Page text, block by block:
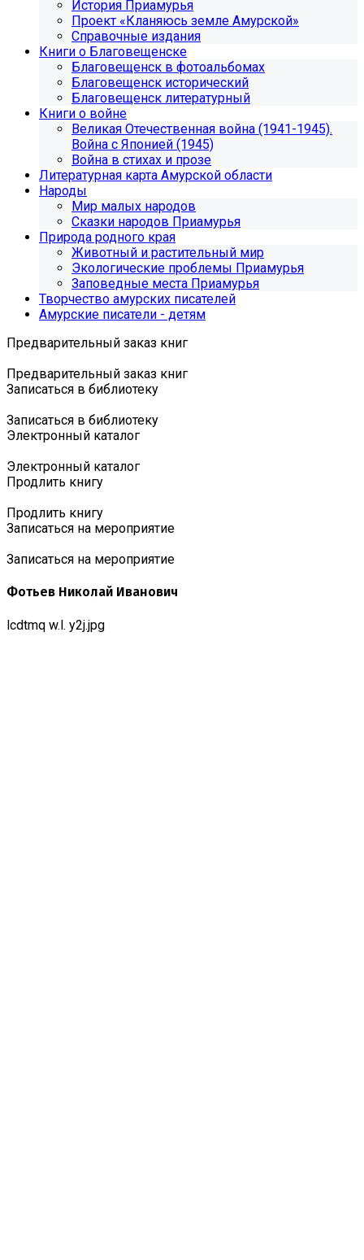
История Приамурья
Проект «Кланяюсь земле Амурской»
Справочные издания
Книги о Благовещенске
Благовещенск в фотоальбомах
Благовещенск исторический
Благовещенск литературный
Книги о войне
Великая Отечественная война (1941-1945).
Война с Японией (1945)
Война в стихах и прозе
Литературная карта Амурской области
Народы
Мир малых народов
Сказки народов Приамурья
Природа родного края
Животный и растительный мир
Экологические проблемы Приамурья
Заповедные места Приамурья
Творчество амурских писателей
Амурские писатели - детям
Предварительный заказ книг
Предварительный заказ книг
Записаться в библиотеку
Записаться в библиотеку
Электронный каталог
Электронный каталог
Продлить книгу
Продлить книгу
Записаться на мероприятие
Записаться на мероприятие
Фотьев Николай Иванович
lcdtmq w.l. y2j.jpg